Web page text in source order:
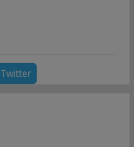
Twitter